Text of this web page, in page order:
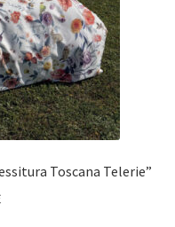
Toscana Telerie”